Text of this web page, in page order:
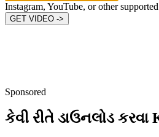
Instagram, YouTube, or other
GET VIDEO ->
Sponsored
કેવી રીતે ડાઉનલોડ કરવા